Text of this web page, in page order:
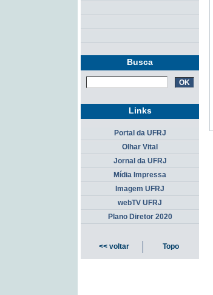
Busca
Links
Portal da UFRJ
Olhar Vital
Jornal da UFRJ
Mídia Impressa
Imagem UFRJ
webTV UFRJ
Plano Diretor 2020
<< voltar Topo